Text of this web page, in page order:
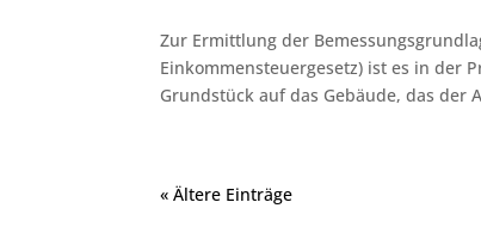
Zur Ermittlung der
Einkommensteuergesetz) ist es in der
Grundstück auf das Gebäude, das der
« Ältere Einträge